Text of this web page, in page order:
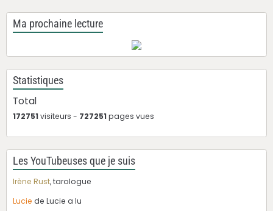
Ma prochaine lecture
Statistiques
Total
172751visiteurs - 727251pages vues
Les YouTubeuses que je suis
Irène Rust, tarologue
Lucie de Lucie a lu